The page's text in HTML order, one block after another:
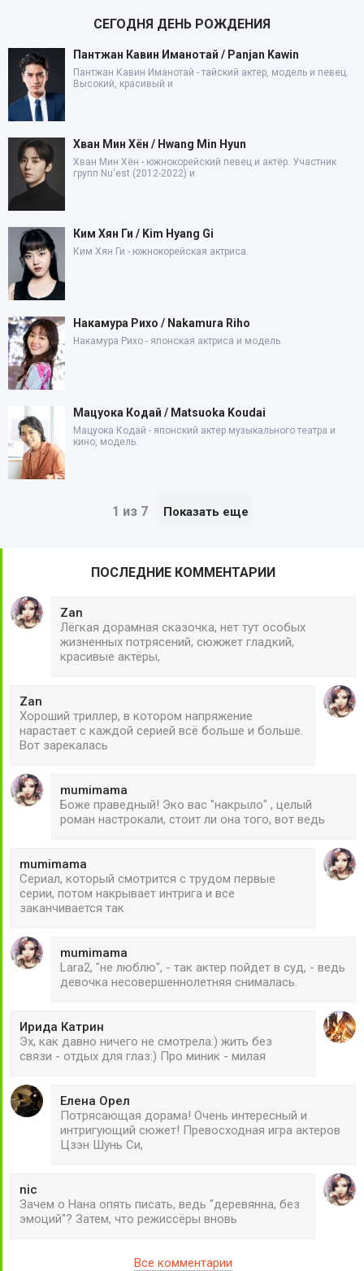
СЕГОДНЯ ДЕНЬ РОЖДЕНИЯ
Пантжан Кавин Иманотай / Panjan Kawin
Пантжан Кавин Иманотай - тайский актер, модель и певец.
Высокий, красивый и
Хван Мин Хён / Hwang Min Hyun
Хван Мин Хён - южнокорейский певец и актёр. Участник
групп Nu'est (2012-2022) и
Ким Хян Ги / Kim Hyang Gi
Ким Хян Ги - южнокорейская актриса.
Накамура Рихо / Nakamura Riho
Накамура Рихо - японская актриса и модель.
Мацуока Кодай / Matsuoka Koudai
Мацуока Кодай - японский актер музыкального театра и
кино, модель.
1 из 7 Показать еще
ПОСЛЕДНИЕ КОММЕНТАРИИ
Zan
Лёгкая дорамная сказочка, нет тут особых
жизненных потрясений, сюжжет гладкий,
красивые актёры,
Zan
Хороший триллер, в котором напряжение
нарастает с каждой серией всё больше и больше.
Вот зарекалась
mumimama
Боже праведный! Эко вас "накрыло" , целый
роман настрокали, стоит ли она того, вот ведь
mumimama
Сериал, который смотрится с трудом первые
серии, потом накрывает интрига и все
заканчивается так
mumimama
Lara2, "не люблю", - так актер пойдет в суд, - ведь
девочка несовершеннолетняя снималась.
Ирида Катрин
Эх, как давно ничего не смотрела:) жить без
связи - отдых для глаз:) Про миник - милая
Елена Орел
Потрясающая дорама! Очень интересный и
интригующий сюжет! Превосходная игра актеров
Цзэн Шунь Си,
nic
Зачем о Нана опять писать, ведь "деревянна, без
эмоций"? Затем, что режиссёры вновь
Все комментарии